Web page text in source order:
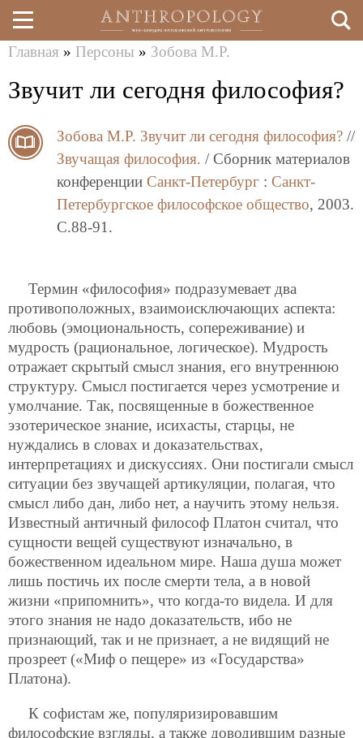
Перейти
к
содержанию
здесь
Главная » Персоны » Зобова М.Р.
Звучит ли сегодня философия?
Зобова М.Р. Звучит ли сегодня философия? //
Звучащая философия. / Сборник материалов
конференции Санкт-Петербург : Санкт-
Петербургское философское общество, 2003.
C.88-91.
Термин «философия» подразумевает два
противоположных, взаимоисключающих аспекта:
любовь (эмоциональность, сопереживание) и
мудрость (рациональное, логическое). Мудрость
отражает скрытый смысл знания, его внутреннюю
структуру. Смысл постигается через усмотрение и
умолчание. Так, посвященные в божественное
эзотерическое знание, исихасты, старцы, не
нуждались в словах и доказательствах,
интерпретациях и дискуссиях. Они постигали смысл
ситуации без звучащей артикуляции, полагая, что
смысл либо дан, либо нет, а научить этому нельзя.
Известный античный философ Платон считал, что
сущности вещей существуют изначально, в
божественном идеальном мире. Наша душа может
лишь постичь их после смерти тела, а в новой
жизни «припомнить», что когда-то видела. И для
этого знания не надо доказательств, ибо не
признающий, так и не признает, а не видящий не
прозреет («Миф о пещере» из «Государства»
Платона).
К софистам же, популяризировавшим
философские взгляды, а также доводившим разные